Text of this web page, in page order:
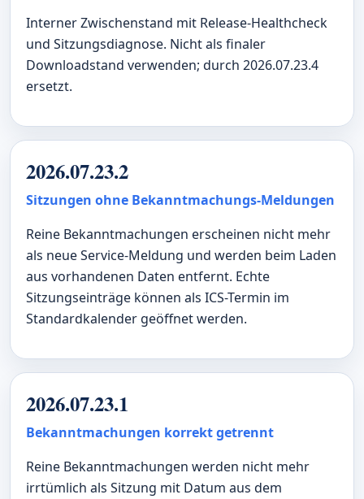
Interner Zwischenstand mit Release-Healthcheck
und Sitzungsdiagnose. Nicht als finaler
Downloadstand verwenden; durch 2026.07.23.4
ersetzt.
2026.07.23.2
Sitzungen ohne Bekanntmachungs-Meldungen
Reine Bekanntmachungen erscheinen nicht mehr
als neue Service-Meldung und werden beim Laden
aus vorhandenen Daten entfernt. Echte
Sitzungseinträge können als ICS-Termin im
Standardkalender geöffnet werden.
2026.07.23.1
Bekanntmachungen korrekt getrennt
Reine Bekanntmachungen werden nicht mehr
irrtümlich als Sitzung mit Datum aus dem